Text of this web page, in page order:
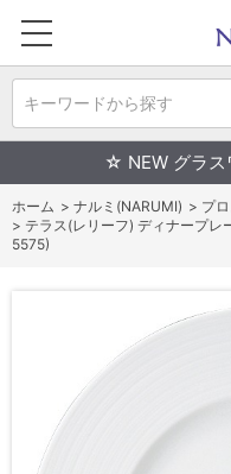
キーワードから探す
☆ NEW グラ
ホーム > ナルミ(NARUMI) > プ
> テラス(レリーフ) ディナープ
5575)